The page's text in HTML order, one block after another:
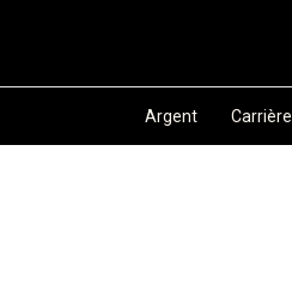
Argent Carrière